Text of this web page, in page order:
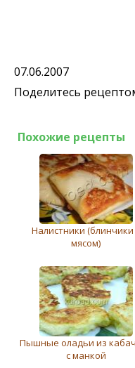
07.06.2007
Поделитесь
Похожие рецепты
Налистники (блинчики
мясом)
Пышные оладьи из
с манкой